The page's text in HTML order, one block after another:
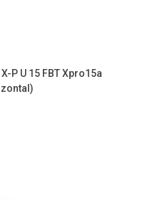
P U 15 FBT Xpro15a